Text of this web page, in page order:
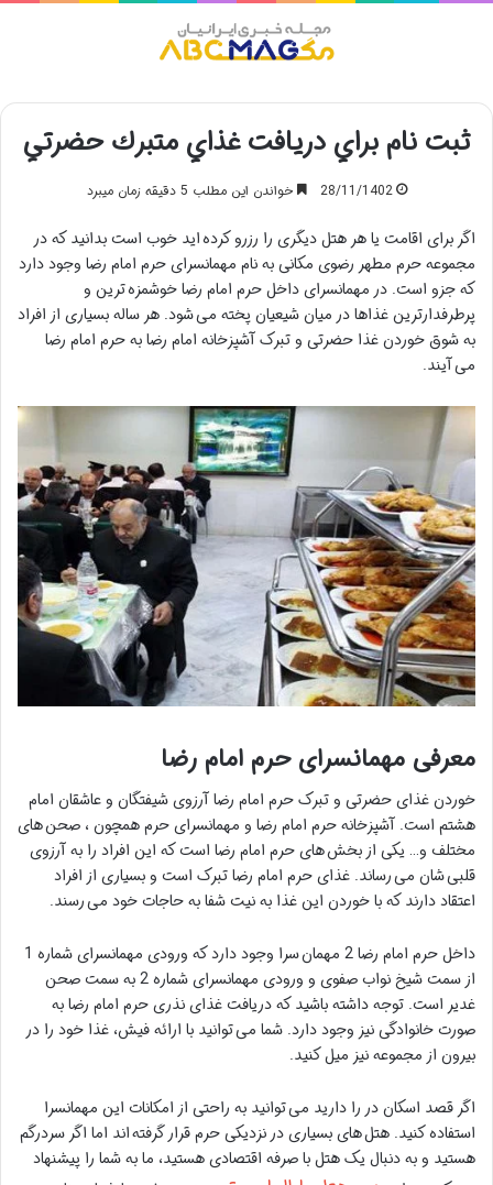
ثبت نام براي دريافت غذاي متبرك حضرتي
28/11/1402 خواندن این مطلب 5 دقیقه زمان میبرد
اگر برای اقامت یا هر هتل دیگری را رزرو کرده اید خوب است بدانید که در
مجموعه حرم مطهر رضوی مکانی به نام مهمانسرای حرم امام رضا وجود دارد
که جزو است. در مهمانسرای داخل حرم امام رضا خوشمزه ترین و
پرطرفدارترین غذاها در میان شیعیان پخته می شود. هر ساله بسیاری از افراد
به شوق خوردن غذا حضرتی و تبرک آشپزخانه امام رضا به حرم امام رضا
می آیند.
معرفی مهمانسرای حرم امام رضا
خوردن غذای حضرتی و تبرک حرم امام رضا آرزوی شیفتگان و عاشقان امام
هشتم است. آشپزخانه حرم امام رضا و مهمانسرای حرم همچون ، صحن های
مختلف و… یکی از بخش های حرم امام رضا است که این افراد را به آرزوی
قلبی شان می رساند. غذای حرم امام رضا تبرک است و بسیاری از افراد
اعتقاد دارند که با خوردن این غذا به نیت شفا به حاجات خود می رسند.
داخل حرم امام رضا 2 مهمان سرا وجود دارد که ورودی مهمانسرای شماره 1
از سمت شیخ نواب صفوی و ورودی مهمانسرای شماره 2 به سمت صحن
غدیر است. توجه داشته باشید که دریافت غذای نذری حرم امام رضا به
صورت خانوادگی نیز وجود دارد. شما می توانید با ارائه فیش، غذا خود را در
بیرون از مجموعه نیز میل کنید.
اگر قصد اسکان در را دارید می توانید به راحتی از امکانات این مهمانسرا
استفاده کنید. هتل های بسیاری در نزدیکی حرم قرار گرفته اند اما اگر سردرگم
هستید و به دنبال یک هتل با صرفه اقتصادی هستید، ما به شما را پیشنهاد